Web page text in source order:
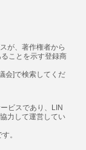
が、著作権者から
ことを示す登録商
会]で検索してくだ
ビスであり、LIN
力して運営してい
。